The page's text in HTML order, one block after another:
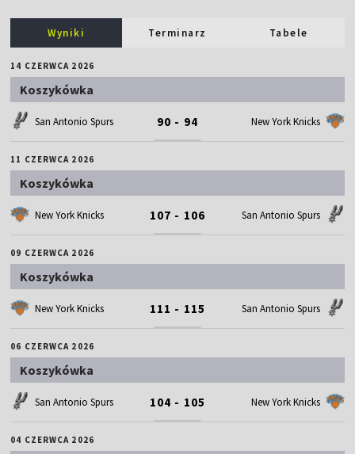
Wyniki Terminarz Tabele
14 CZERWCA 2026
Koszykówka
San Antonio Spurs 90 - 94 New York Knicks
11 CZERWCA 2026
Koszykówka
New York Knicks 107 - 106 San Antonio Spurs
09 CZERWCA 2026
Koszykówka
New York Knicks 111 - 115 San Antonio Spurs
06 CZERWCA 2026
Koszykówka
San Antonio Spurs 104 - 105 New York Knicks
04 CZERWCA 2026